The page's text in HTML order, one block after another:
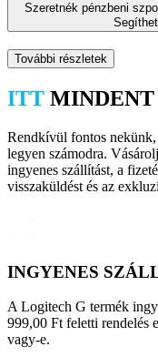
Szeretnék pénzbeni
További részletek
ITT
Rendkívül fontos nekünk,
legyen számodra.
ingyenes szállítást, a
visszaküldést és az
INGYENES
A Logitech G termék
999,00 Ft feletti rendelés
vagy-e.